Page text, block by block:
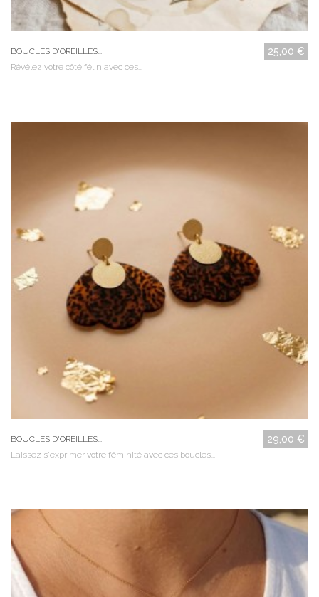
BOUCLES D'OREILLES... 25,00 €
Révélez votre côté félin avec ces...
BOUCLES D'OREILLES... 29,00 €
Laissez s'exprimer votre féminité avec ces boucles...